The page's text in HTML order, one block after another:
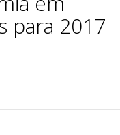
para 2017